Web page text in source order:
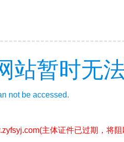
站暂时无
not be accessed.
(主体证件已过期，将